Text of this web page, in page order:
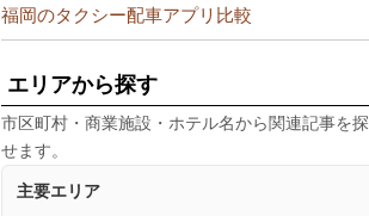
福岡のタクシー配車アプリ比較
エリアから探す
市区町村・商業施設・ホテル名から関連記事を探
せます。
主要エリア